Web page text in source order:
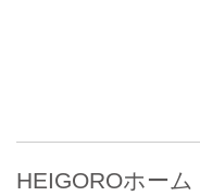
HEIGOROホーム